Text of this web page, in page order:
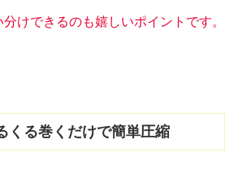
けできるのも嬉しいポイントです。
くる巻くだけで簡単圧縮